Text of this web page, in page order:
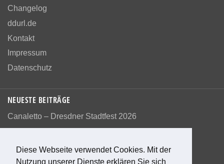
Diese Webseite verwendet Cookies. Mit der
Nutzung unserer Dienste erklären Sie sich
Changelog
ddurl.de
Kontakt
Impressum
Datenschutz
NEUESTE BEITRÄGE
Canaletto – Dresdner Stadtfest 2026